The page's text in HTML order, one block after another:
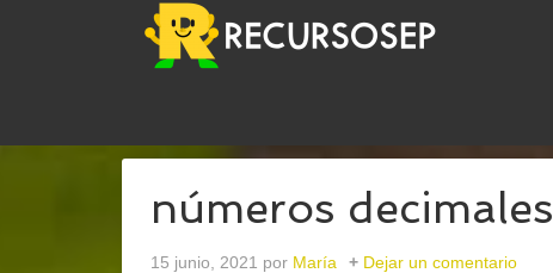
números decimales
15 junio, 2021 por María Dejar un comentario